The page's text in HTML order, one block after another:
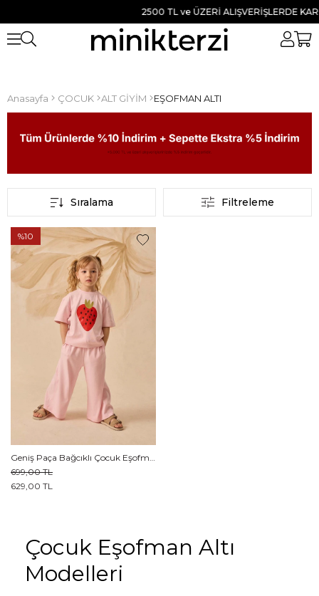
2500 TL ve ÜZERİ ALIŞVERİŞLERDE
Anasayfa ÇOCUK ALT GİYİM EŞOFMAN ALTI
Filtreleme
Sıralama
629,00 TL
699,00 TL
%10
Çocuk Eşofman Altı
Modelleri